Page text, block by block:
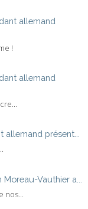
allemand
!
allemand
présent...
Vauthier a...
nos...